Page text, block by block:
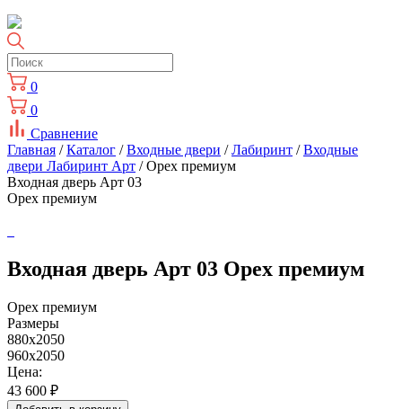
0
0
Сравнение
Главная /Каталог /Входные двери /Лабиринт /Входные
двери Лабиринт Арт / Орех премиум
Входная дверь Арт 03
Орех премиум
Входная дверь Арт 03 Орех премиум
Орех премиум
Размеры
880x2050
960x2050
Цена:
43 600 ₽